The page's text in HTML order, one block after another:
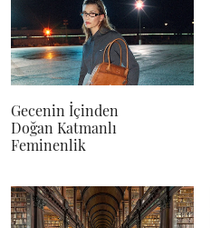
Gecenin İçinden
Doğan Katmanlı
Feminenlik